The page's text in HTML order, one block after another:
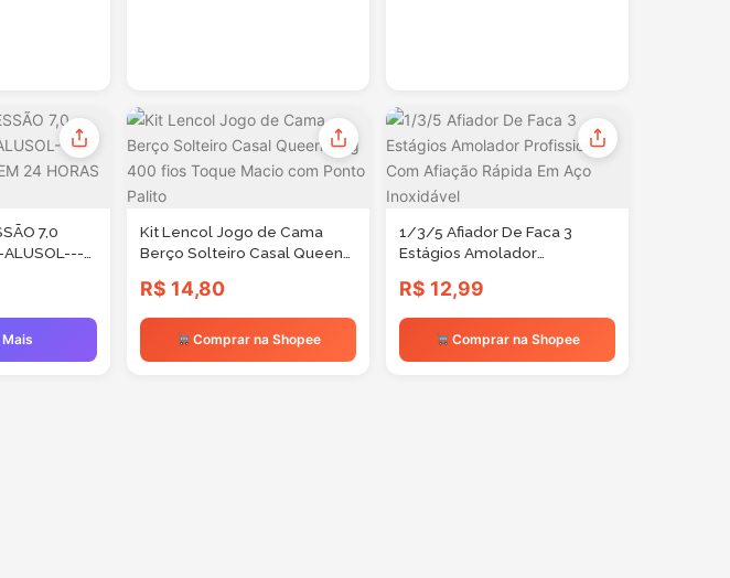
7,0
ALUSOL---
Kit Lencol Jogo de Cama
Berço Solteiro Casal Queen
com Ponto Palito
R$ 14,80
Comprar na Shopee
1/3/5 Afiador De Faca 3
Estágios Amolador
Rápida Em Aço Inoxidável
R$ 12,99
Comprar na Shopee